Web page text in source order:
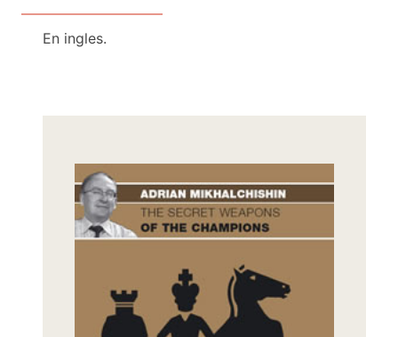
En ingles.